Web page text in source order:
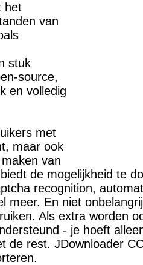
het
van
stuk
source,
en volledig
met
maar ook
van
de mogelijkheid te
recognition,
meer. En niet
Als extra worden
- je hoeft
de rest. JDownloader